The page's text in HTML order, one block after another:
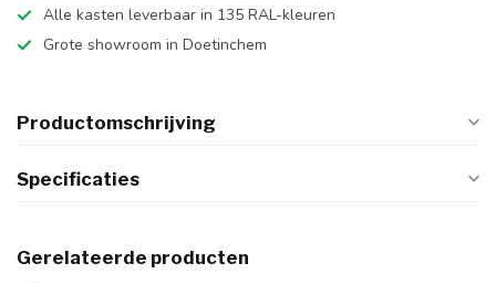
Alle kasten leverbaar in 135 RAL-kleuren
Grote showroom in Doetinchem
Productomschrijving
Specificaties
Gerelateerde producten